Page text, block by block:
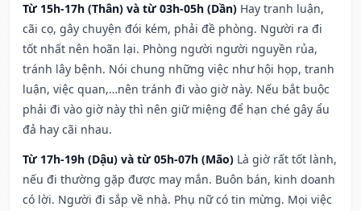
Từ 15h-17h (Thân) và từ 03h-05h (Dần) Hay tranh luận,
cãi cọ, gây chuyện đói kém, phải đề phòng. Người ra đi
tốt nhất nên hoãn lại. Phòng người người nguyền rủa,
tránh lây bệnh. Nói chung những việc như hội họp, tranh
luận, việc quan,…nên tránh đi vào giờ này. Nếu bắt buộc
phải đi vào giờ này thì nên giữ miệng để hạn ché gây ẩu
đả hay cãi nhau.
Từ 17h-19h (Dậu) và từ 05h-07h (Mão) Là giờ rất tốt lành,
nếu đi thường gặp được may mắn. Buôn bán, kinh doanh
có lời. Người đi sắp về nhà. Phụ nữ có tin mừng. Mọi việc